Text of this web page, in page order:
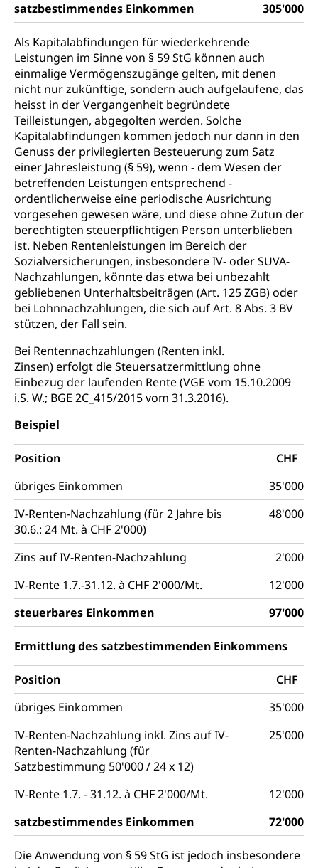
satzbestimmendes Einkommen
305'000
Als Kapitalabfindungen für wiederkehrende
Leistungen im Sinne von § 59 StG können auch
einmalige Vermögenszugänge gelten, mit denen
nicht nur zukünftige, sondern auch aufgelaufene, das
heisst in der Vergangenheit begründete
Teilleistungen, abgegolten werden. Solche
Kapitalabfindungen kommen jedoch nur dann in den
Genuss der privilegierten Besteuerung zum Satz
einer Jahresleistung (§ 59), wenn - dem Wesen der
betreffenden Leistungen entsprechend -
ordentlicherweise eine periodische Ausrichtung
vorgesehen gewesen wäre, und diese ohne Zutun der
berechtigten steuerpflichtigen Person unterblieben
ist. Neben Rentenleistungen im Bereich der
Sozialversicherungen, insbesondere IV- oder SUVA-
Nachzahlungen, könnte das etwa bei unbezahlt
gebliebenen Unterhaltsbeiträgen (Art. 125 ZGB) oder
bei Lohnnachzahlungen, die sich auf Art. 8 Abs. 3 BV
stützen, der Fall sein.
Bei Rentennachzahlungen (Renten inkl.
Zinsen) erfolgt die Steuersatzermittlung ohne
Einbezug der laufenden Rente (VGE vom 15.10.2009
i.S. W.; BGE 2C_415/2015 vom 31.3.2016).
Beispiel
Position
CHF
übriges Einkommen
35'000
IV-Renten-Nachzahlung (für 2 Jahre bis
30.6.: 24 Mt. à CHF 2'000)
48'000
Zins auf IV-Renten-Nachzahlung
2'000
IV-Rente 1.7.-31.12. à CHF 2'000/Mt.
12'000
steuerbares Einkommen
97'000
Ermittlung des satzbestimmenden Einkommens
Position
CHF
übriges Einkommen
35'000
IV-Renten-Nachzahlung inkl. Zins auf IV-
Renten-Nachzahlung (für
Satzbestimmung 50'000 / 24 x 12)
25'000
IV-Rente 1.7. - 31.12. à CHF 2'000/Mt.
12'000
satzbestimmendes Einkommen
72'000
Die Anwendung von § 59 StG ist jedoch insbesondere
Adoptivkind, Adoptiveltern, Adoptionsvermittlung,
Adoptionsverfahren, elterliche Gewalt, elterliche
Sorge
Adoption
Aufenthaltsbewilligungen
Niederlassungsbewilligung, Aufenthalt,
Niederlassung, Wohnsitz
Amt für Migration
Ausweise und Bescheinigungen
Reisepass, Identitätskarte, Visum, Geburtsurkunde
Jagdausweis, Fischereiausweis
Strafregisterauszug bestellen
Waffen, Sprengstoffe und Pyrotechnik
Reisepass, Identitätskarte
Strassenverkehrsamt (Führerausweis,
Fahrzeugausweis)
Namensänderungen
Einbürgerung
Nationalität, Staatsangehörigkeit,
Staatsbürgerschaft, Bürgerrecht, Erwerb des
Bürgerrechts, Verlust des Bürgerrechts,
Einbürgerungsverfahren
Einbürgerungen
Geburt
Geburtsurkunde, Geburtsschein, Geburtsanzeige
Familienzulagen (WAS Luzern)
Schwangerschaft / Geburt (gruezi.lu.ch)
Kinder und Jugendliche
Mündigkeit, Kindesschutz, Jugendschutz
Kinder- und Jugendförderung
IV für Kinder und Jugendliche (WAS Luzern)
Pflege / Pflegeheim
Hauspflege, spitalexterne Pflege, Spitex
Pflegeheimliste und freie Pflegeplätze
Betreuung von Angehörigen (WAS Luzern)
Religion
Kirche, Gottesdienst, Seelsorge,
Religionsgemeinschaft
Religionsvielfalt Im Kanton Luzern (unilu)
Religion (gruezi.lu.ch)
Sport
Freizeitaktivitäten, Schulsport, Spitzensport,
Breitensport, Jugend und Sport, Sportanlagen
Olympiateam Kanton Luzern
Offene Sporthallen
Gesundheitsförderung
Jugend+Sport
Sportförderung
Tiere
Haustiere, Heimtiere, Wildtiere, Veterinärmedizin,
Tiermedizin, Tierarzt, Tierschutz, Jagd, Fischerei,
Viehzucht
Hobbytierhaltung und Bienen
Veterinärdienst
Wildtiere
Halten von Wildtieren
Haltung Heimtiere
Hunde
Todesfall
Bestattung, Beerdigung, Testament, Erbrecht,
Erbschaft, Todesschein, Todesanzeige,
Zivilstandsamt, Erben, Erbenliste
Ärztliche Todesbescheinigung
Sicherheit
Armee
Wehrpflicht, Berufssoldat, Militärdienstverweigerer,